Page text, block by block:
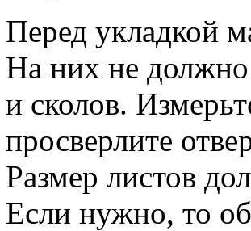
Перед укладкой
На них не
и сколов.
просверлите
Размер листов
Если нужно, то